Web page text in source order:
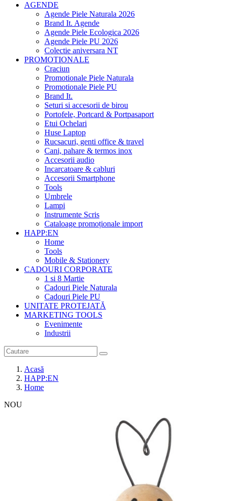
AGENDE
Agende Piele Naturala 2026
Brand It. Agende
Agende Piele Ecologica 2026
Agende Piele PU 2026
Colectie aniversara NT
PROMOTIONALE
Craciun
Promotionale Piele Naturala
Promotionale Piele PU
Brand It.
Seturi si accesorii de birou
Portofele, Portcard & Portpasaport
Etui Ochelari
Huse Laptop
Rucsacuri, genti office & travel
Cani, pahare & termos inox
Accesorii audio
Incarcatoare & cabluri
Accesorii Smartphone
Tools
Umbrele
Lampi
Instrumente Scris
Cataloage promoționale import
HAPP:EN
Home
Tools
Mobile & Stationery
CADOURI CORPORATE
1 si 8 Martie
Cadouri Piele Naturala
Cadouri Piele PU
UNITATE PROTEJATĂ
MARKETING TOOLS
Evenimente
Industrii
Acasă
HAPP:EN
Home
NOU